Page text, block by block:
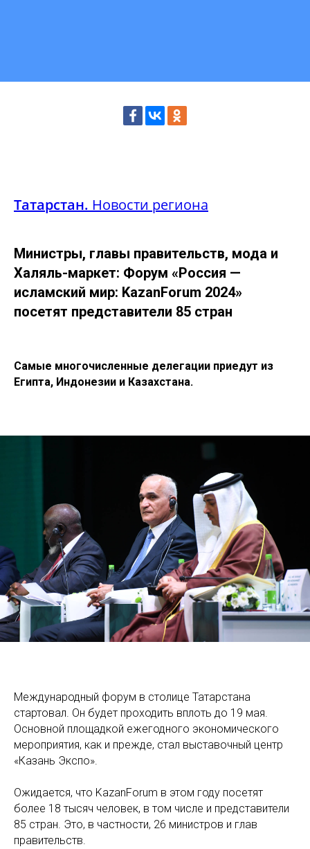
Татарстан. Новости региона
Министры, главы правительств, мода и
Халяль-маркет: Форум «Россия —
исламский мир: KazanForum 2024»
посетят представители 85 стран
Самые многочисленные делегации приедут из
Египта, Индонезии и Казахстана.
Международный форум в столице Татарстана
стартовал. Он будет проходить вплоть до 19 мая.
Основной площадкой ежегодного экономического
мероприятия, как и прежде, стал выставочный центр
«Казань Экспо».
Ожидается, что KazanForum в этом году посетят
более 18 тысяч человек, в том числе и представители
85 стран. Это, в частности, 26 министров и глав
правительств.